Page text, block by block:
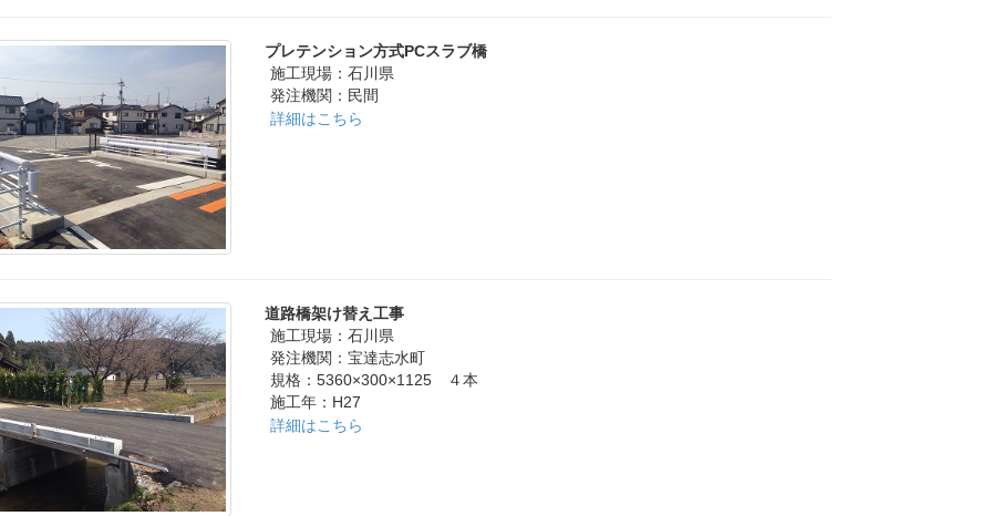
プレテンション方式PCスラブ橋
施工現場：石川県
発注機関：民間
詳細はこちら
道路橋架け替え工事
施工現場：石川県
発注機関：宝達志水町
規格：5360×300×1125 ４本
施工年：H27
詳細はこちら